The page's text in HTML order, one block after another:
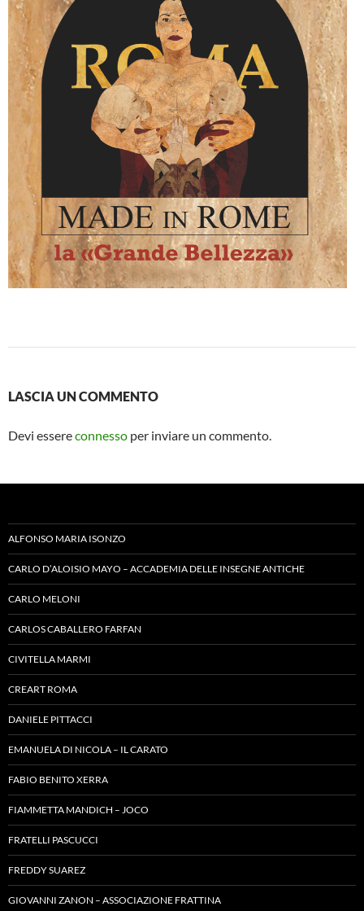
LASCIA UN COMMENTO
Devi essereconnesso per inviare un commento.
ALFONSO MARIA ISONZO
CARLO D’ALOISIO MAYO – ACCADEMIA DELLE INSEGNE ANTICHE
CARLO MELONI
CARLOS CABALLERO FARFAN
CIVITELLA MARMI
CREART ROMA
DANIELE PITTACCI
EMANUELA DI NICOLA – IL CARATO
FABIO BENITO XERRA
FIAMMETTA MANDICH – JOCO
FRATELLI PASCUCCI
FREDDY SUAREZ
GIOVANNI ZANON – ASSOCIAZIONE FRATTINA